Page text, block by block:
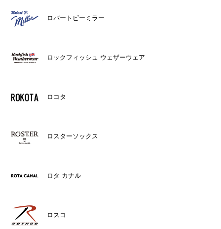
ロバートピーミラー
ロックフィッシュ ウェザーウェア
ロコタ
ロスターソックス
ロタ カナル
ロスコ